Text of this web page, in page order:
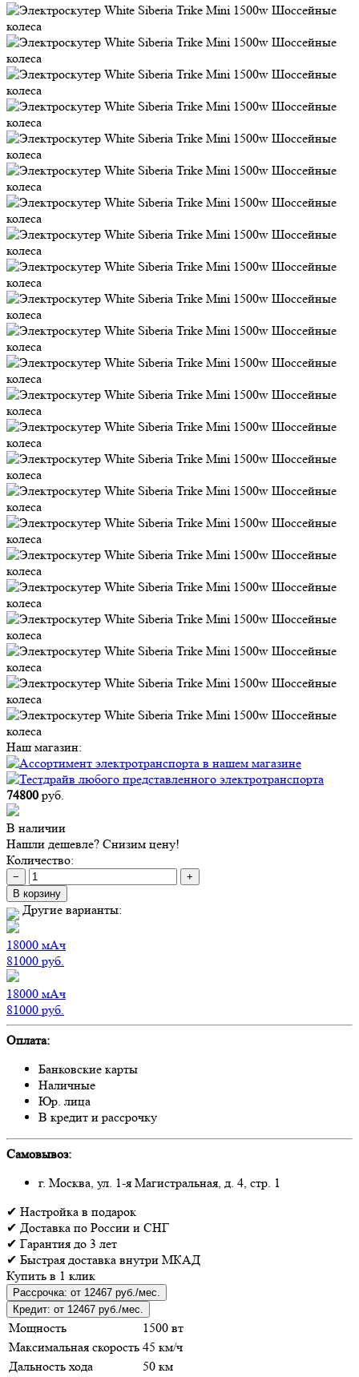
Наш магазин:
74800 руб.
В наличии
Нашли дешевле? Снизим цену!
Количество:
−
+
В корзину
Другие варианты:
18000 мАч
81000 руб.
18000 мАч
81000 руб.
Оплата:
Банковские карты
Наличные
Юр. лица
В кредит и рассрочку
Самовывоз:
г. Москва, ул. 1-я Магистральная, д. 4, стр. 1
✔ Настройка в подарок
✔ Доставка по России и СНГ
✔ Гарантия до 3 лет
✔ Быстрая доставка внутри МКАД
Купить в 1 клик
Рассрочка: от 12467 руб./мес.
Кредит: от 12467 руб./мес.
Мощность
1500 вт
Максимальная скорость 45 км/ч
Дальность хода
50 км